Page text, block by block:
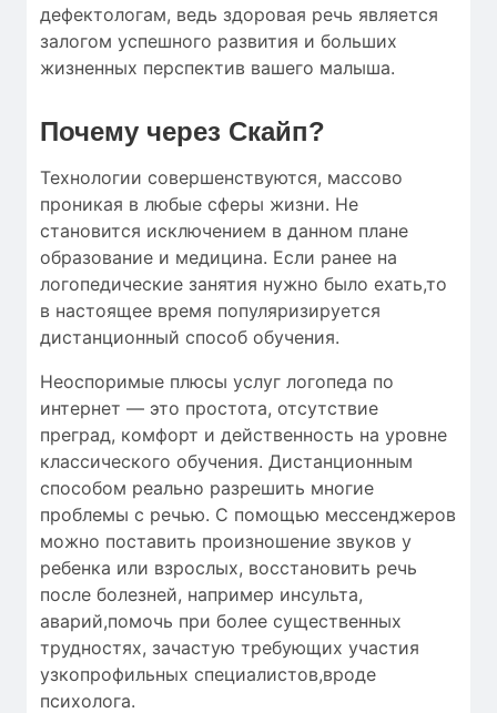
дефектологам, ведь здоровая речь является
залогом успешного развития и больших
жизненных перспектив вашего малыша.
Почему через Скайп?
Технологии совершенствуются, массово
проникая в любые сферы жизни. Не
становится исключением в данном плане
образование и медицина. Если ранее на
логопедические занятия нужно было ехать,то
в настоящее время популяризируется
дистанционный способ обучения.
Неоспоримые плюсы услуг логопеда по
интернет — это простота, отсутствие
преград, комфорт и действенность на уровне
классического обучения. Дистанционным
способом реально разрешить многие
проблемы с речью. С помощью мессенджеров
можно поставить произношение звуков у
ребенка или взрослых, восстановить речь
после болезней, например инсульта,
аварий,помочь при более существенных
трудностях, зачастую требующих участия
узкопрофильных специалистов,вроде
психолога.